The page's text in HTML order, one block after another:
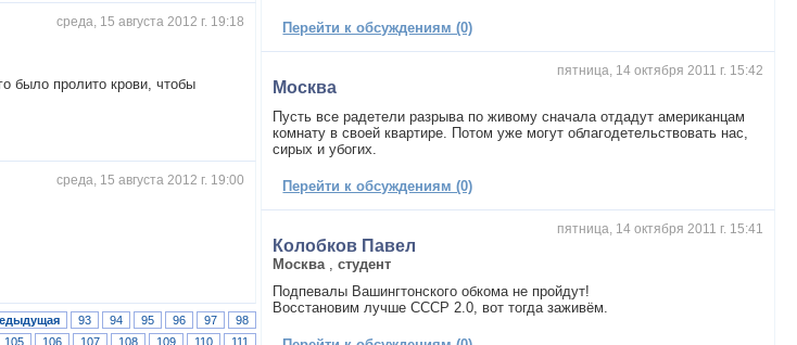
среда, 15 августа 2012 г. 19:18
было пролито крови, чтобы
среда, 15 августа 2012 г. 19:00
93 94 95 96 97
98
105 106 107 108 109 110 111
Перейти к обсуждениям (0)
пятница, 14 октября 2011 г. 15:42
Москва
Пусть все радетели разрыва по живому сначала отдадут американцам
комнату в своей квартире. Потом уже могут облагодетельствовать нас,
сирых и убогих.
Перейти к обсуждениям (0)
пятница, 14 октября 2011 г. 15:41
Колобков Павел
Москва ,студент
Подпевалы Вашингтонского обкома не пройдут!
Восстановим лучше СССР 2.0, вот тогда заживём.